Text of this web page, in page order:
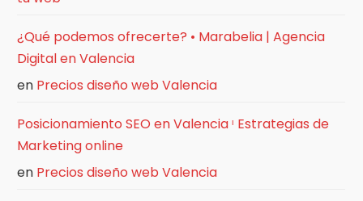
¿Qué podemos ofrecerte? • Marabelia | Agencia
Digital en Valencia
en Precios diseño web Valencia
Posicionamiento SEO en Valencia ᶥ Estrategias de
Marketing online
en Precios diseño web Valencia